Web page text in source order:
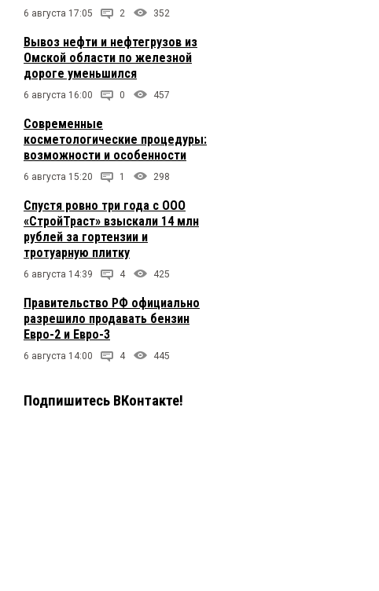
6 августа 17:05 2 352
Вывоз нефти и нефтегрузов из
Омской области по железной
дороге уменьшился
6 августа 16:00 0 457
Современные
косметологические процедуры:
возможности и особенности
6 августа 15:20 1 298
Спустя ровно три года с ООО
«СтройТраст» взыскали 14 млн
рублей за гортензии и
тротуарную плитку
6 августа 14:39 4 425
Правительство РФ официально
разрешило продавать бензин
Евро-2 и Евро-3
6 августа 14:00 4 445
Подпишитесь ВКонтакте!